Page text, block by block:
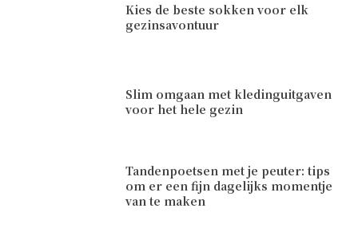
Kies de beste sokken voor elk
gezinsavontuur
Slim omgaan met kledinguitgaven
voor het hele gezin
Tandenpoetsen met je peuter: tips
om er een fijn dagelijks momentje
van te maken